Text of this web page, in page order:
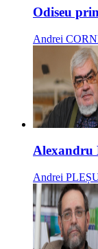
Odiseu
Andrei
Alexandru
Andrei